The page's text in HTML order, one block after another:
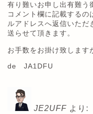
有り難いお申し出有難う
コメント欄に記載するの
ルアドレスへ返信いただ
送らせて頂きます。
お手数をお掛け致します
de JA1DFU
JE2UFF より: